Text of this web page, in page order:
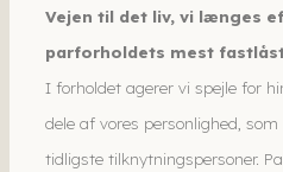
Vejen til det liv, vi længes
parforholdets mest
I forholdet agerer vi spejle for
dele af vores personlighed,
tidligste tilknytningspersoner.